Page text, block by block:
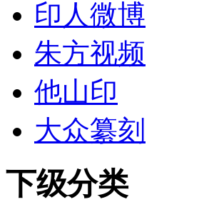
印人微博
朱方视频
他山印
大众纂刻
下级分类